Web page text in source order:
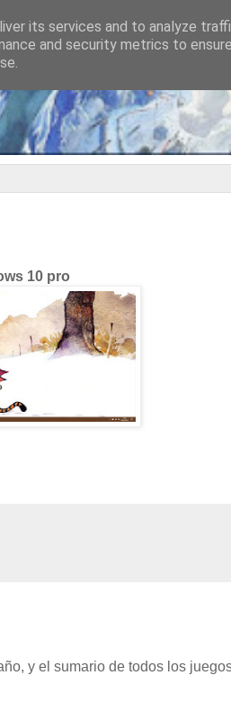
10 pro
y el sumario de todos los
its services and to analyze
and security metrics to